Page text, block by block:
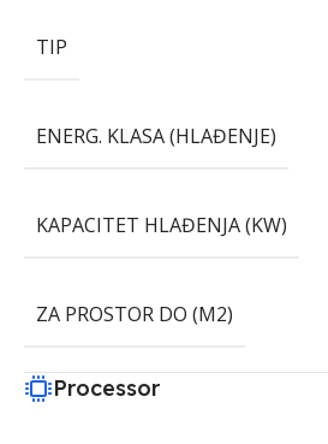
TIP
ENERG. KLASA (HLAĐENJE)
KAPACITET HLAĐENJA (KW)
ZA PROSTOR DO (M2)
Processor